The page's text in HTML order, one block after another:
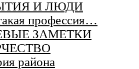
И ЛЮДИ
профессия…
ЗАМЕТКИ
района